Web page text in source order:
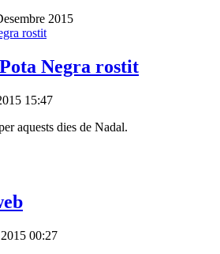
2015
Negra rostit
15:47
aquests dies de Nadal.
00:27